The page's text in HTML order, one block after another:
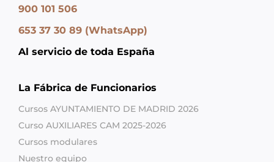
900 101 506
653 37 30 89 (WhatsApp)
Al servicio de toda España
La Fábrica de Funcionarios
Cursos AYUNTAMIENTO DE MADRID 2026
Curso AUXILIARES CAM 2025-2026
Cursos modulares
Nuestro equipo